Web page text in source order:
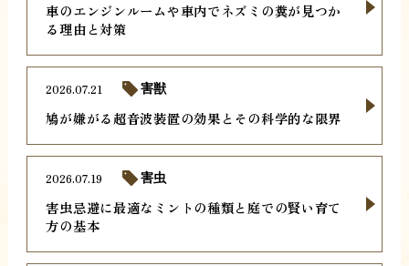
車のエンジンルームや車内でネズミの糞が見つか
る理由と対策
鳩が嫌がる超音波装置の効果とその科学的な限界
2026.07.21 害獣
害虫忌避に最適なミントの種類と庭での賢い育て
方の基本
2026.07.19 害虫